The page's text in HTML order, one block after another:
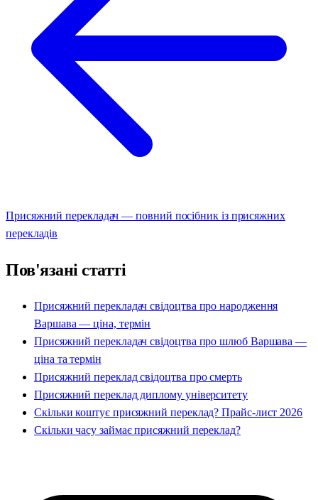
Присяжний перекладач — повний посібник із присяжних
перекладів
Пов'язані статті
Присяжний перекладач свідоцтва про народження
Варшава — ціна, термін
Присяжний перекладач свідоцтва про шлюб Варшава —
ціна та термін
Присяжний переклад свідоцтва про смерть
Присяжний переклад диплому університету
Скільки коштує присяжний переклад? Прайс-лист 2026
Скільки часу займає присяжний переклад?